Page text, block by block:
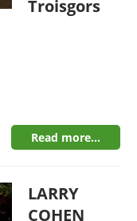
Troisgors
Read more...
LARRY
COHEN